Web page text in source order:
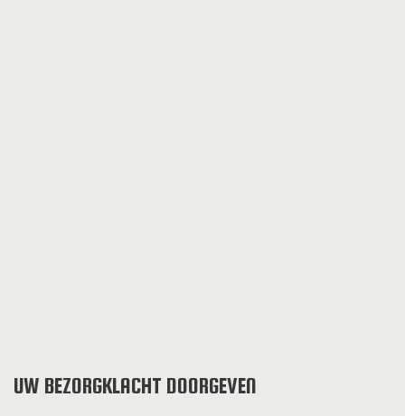
UW BEZORGKLACHT DOORGEVEN